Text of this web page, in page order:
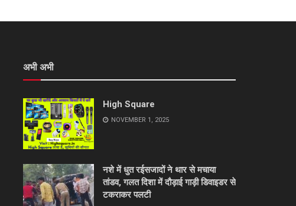
अभी अभी
High Square
NOVEMBER 1, 2025
नशे में धुत रईसजादों ने थार से मचाया
तांडव, गलत दिशा में दौड़ाई गाड़ी डिवाइडर से
टकराकर पलटी